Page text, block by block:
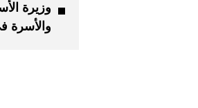
وزيرة
والأسرة